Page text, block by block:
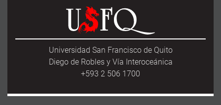
Universidad San Francisco de Quito
Diego de Robles y Vía Interoceánica
+593 2 506 1700